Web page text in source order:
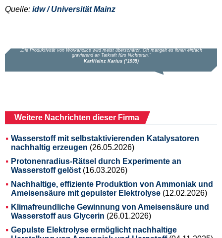
Quelle: idw / Universität Mainz
Weitere Nachrichten dieser Firma
Wasserstoff mit selbstaktivierenden Katalysatoren
nachhaltig erzeugen (26.05.2026)
Protonenradius-Rätsel durch Experimente an
Wasserstoff gelöst (16.03.2026)
Nachhaltige, effiziente Produktion von Ammoniak und
Ameisensäure mit gepulster Elektrolyse (12.02.2026)
Klimafreundliche Gewinnung von Ameisensäure und
Wasserstoff aus Glycerin (26.01.2026)
Gepulste Elektrolyse ermöglicht nachhaltige